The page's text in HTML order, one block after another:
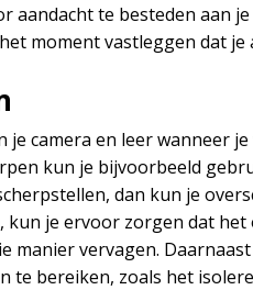
aandacht te besteden aan
moment vastleggen dat je
camera en leer wanneer
kun je bijvoorbeeld
dan kun je
je ervoor zorgen dat
manier vervagen.
te bereiken, zoals het